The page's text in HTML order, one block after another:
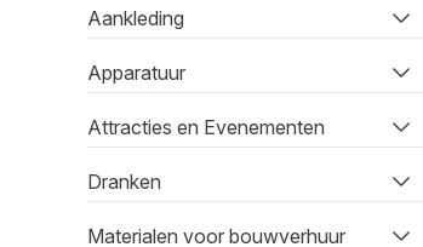
Aankleding
Apparatuur
Attracties en Evenementen
Dranken
Materialen voor bouwverhuur